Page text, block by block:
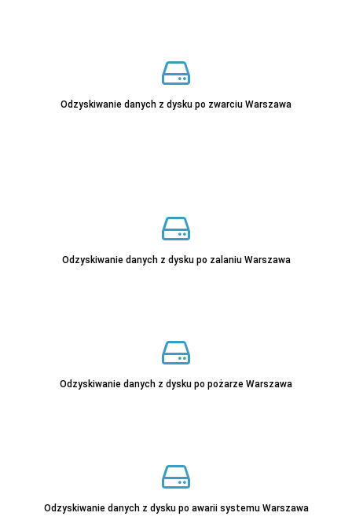
Odzyskiwanie danych z dysku po zwarciu Warszawa
Odzyskiwanie danych z dysku po zalaniu Warszawa
Odzyskiwanie danych z dysku po pożarze Warszawa
Odzyskiwanie danych z dysku po awarii systemu Warszawa